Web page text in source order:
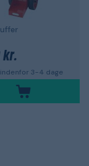
kr.
3-4 dage